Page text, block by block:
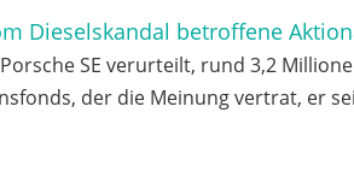
Dieselskandal betroffene
SE verurteilt, rund 3,2
der die Meinung vertrat, er